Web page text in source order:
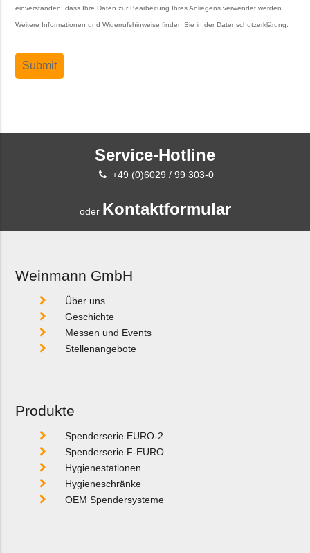
einverstanden, dass Ihre Daten zur Bearbeitung Ihres Anliegens verwendet werden.
Weitere Informationen und Widerrufshinweise finden Sie in derDatenschutzerklärung
Service-Hotline
+49 (0)6029 / 99 303-0
oder Kontaktformular
Weinmann GmbH
Über uns
Geschichte
Messen und Events
Stellenangebote
Produkte
Spenderserie EURO-2
Spenderserie F-EURO
Hygienestationen
Hygieneschränke
OEM Spendersysteme